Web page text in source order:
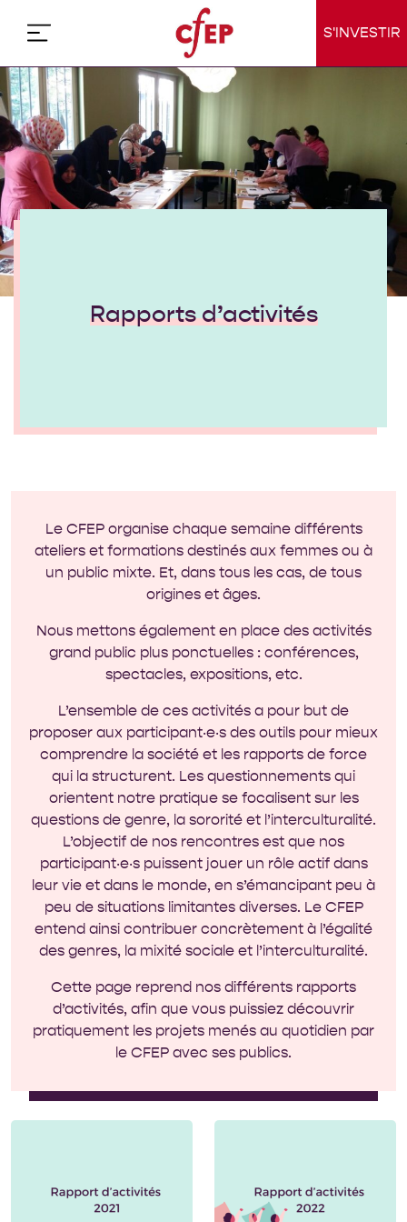
content
S'INVESTIR
Rapports d’activités
Le CFEP organise chaque semaine différents
ateliers et formations destinés aux femmes ou à
un public mixte. Et, dans tous les cas, de tous
origines et âges.
Nous mettons également en place des activités
grand public plus ponctuelles : conférences,
spectacles, expositions, etc.
L’ensemble de ces activités a pour but de
proposer aux participant‧e‧s des outils pour mieux
comprendre la société et les rapports de force
qui la structurent. Les questionnements qui
orientent notre pratique se focalisent sur les
questions de genre, la sororité et l’interculturalité.
L’objectif de nos rencontres est que nos
participant‧e‧s puissent jouer un rôle actif dans
leur vie et dans le monde, en s’émancipant peu à
peu de situations limitantes diverses. Le CFEP
entend ainsi contribuer concrètement à l’égalité
des genres, la mixité sociale et l’interculturalité.
Cette page reprend nos différents rapports
d’activités, afin que vous puissiez découvrir
pratiquement les projets menés au quotidien par
le CFEP avec ses publics.
peu à peu un rythme
tout à fait normal